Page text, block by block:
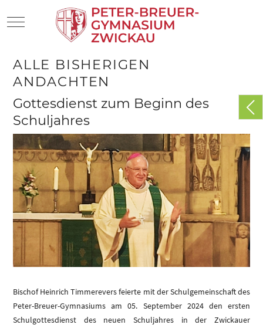
Mobile Menu Toggle
ALLE BISHERIGEN
ANDACHTEN
Gottesdienst zum Beginn des
Schuljahres
Bischof Heinrich Timmerevers feierte mit der Schulgemeinschaft des
Peter-Breuer-Gymnasiums am 05. September 2024 den ersten
Schulgottesdienst des neuen Schuljahres in der Zwickauer